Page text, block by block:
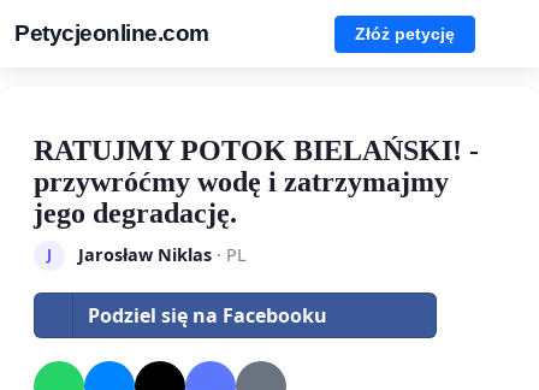
Petycjeonline.com Złóż petycję
RATUJMY POTOK BIELAŃSKI! -
przywróćmy wodę i zatrzymajmy
jego degradację.
J Jarosław Niklas· PL
Podziel się na Facebooku